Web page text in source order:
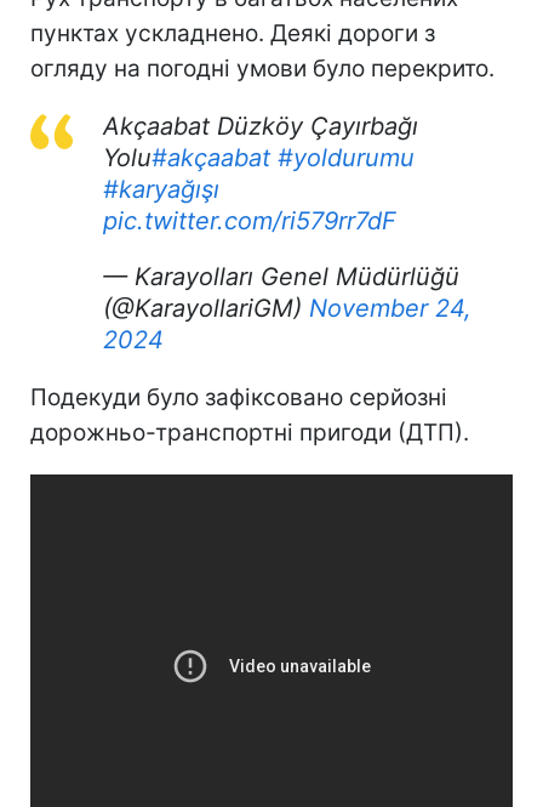
пунктах ускладнено. Деякі дороги з
огляду на погодні умови було перекрито.
Akçaabat Düzköy Çayırbağı
Yolu#akçaabat #yoldurumu
#karyağışı
pic.twitter.com/ri579rr7dF
— Karayolları Genel Müdürlüğü
(@KarayollariGM) November 24,
2024
Подекуди було зафіксовано серйозні
дорожньо-транспортні пригоди (ДТП).